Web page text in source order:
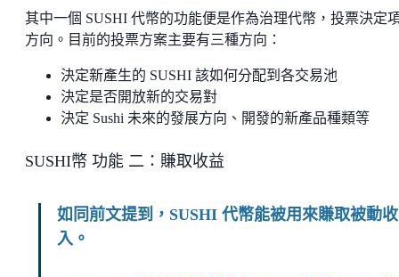
其中一個 SUSHI 代幣的功能便是作為治理代幣，投票決定
方向。目前的投票方案主要有三種方向：
決定新產生的 SUSHI 該如何分配到各交易池
決定是否開放新的交易對
決定 Sushi 未來的發展方向、開發的新產品種類等
SUSHI幣 功能 二：賺取收益
如同前文提到，SUSHI 代幣能被用來賺取被動收
入。